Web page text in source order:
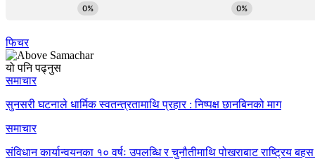
फिचर
यो पनि पढ्नुस
समाचार
सुनसरी घटनाले धार्मिक स्वतन्त्रतामाथि प्रहार : निष्पक्ष छानबिनको माग
समाचार
संविधान कार्यान्वयनका १० वर्षः उपलब्धि र चुनौतीमाथि पोखराबाट राष्ट्रिय